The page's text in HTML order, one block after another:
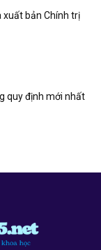
xuất bản Chính trị
quy định mới nhất